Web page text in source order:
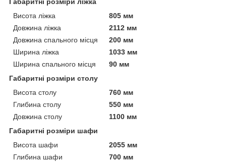
Висота ліжка
805 мм
Довжина ліжка
2112 мм
Довжина спального місця
200 мм
Ширина ліжка
1033 мм
Ширина спального місця
90 мм
Габаритні розміри столу
Висота столу
760 мм
Глибина столу
550 мм
Довжина столу
1100 мм
Габаритні розміри шафи
Висота шафи
2055 мм
Глибина шафи
700 мм